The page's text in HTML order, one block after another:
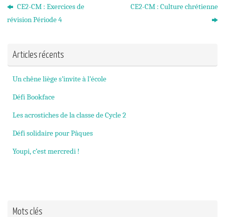
CE2-CM : Exercices de
révision Période 4
CE2-CM : Culture chrétienne
Articles récents
Un chêne liège s’invite à l’école
Défi Bookface
Les acrostiches de la classe de Cycle 2
Défi solidaire pour Pâques
Youpi, c’est mercredi !
Mots clés